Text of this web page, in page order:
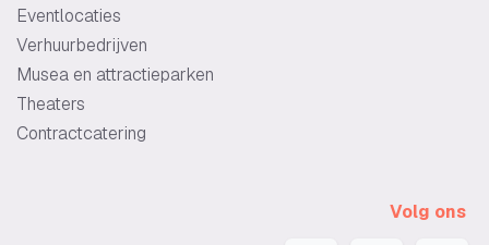
Eventlocaties
Verhuurbedrijven
Musea en attractieparken
Theaters
Contractcatering
Volg ons